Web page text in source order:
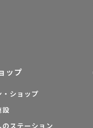
ップ
ショップ
設
ステーション